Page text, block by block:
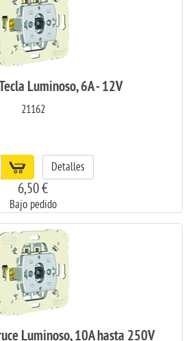
Luminoso, 6A - 12V
21162
Detalles
6,50 €
Bajo pedido
Luminoso, 10A hasta 250V